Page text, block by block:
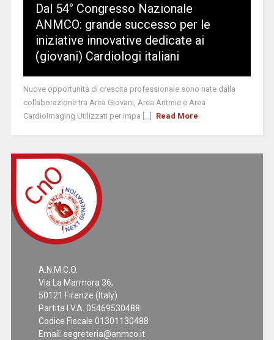
Dal 54° Congresso Nazionale
ANMCO: grande successo per le
iniziative innovative dedicate ai
(giovani) Cardiologi italiani
Nuove opportunità di crescita professionale sono nate dalla
collaborazione tra Area Giovani, Area Aritmie e Area
CardioImaging Utilizzati per impa [...]
Read More
A.N.M.C.O.
Via La Marmora 36,
50121 Firenze (Italy)
Partita I.V.A. 05469530488
Codice Fiscale 01301130488
Email: segreteria@anmco.it